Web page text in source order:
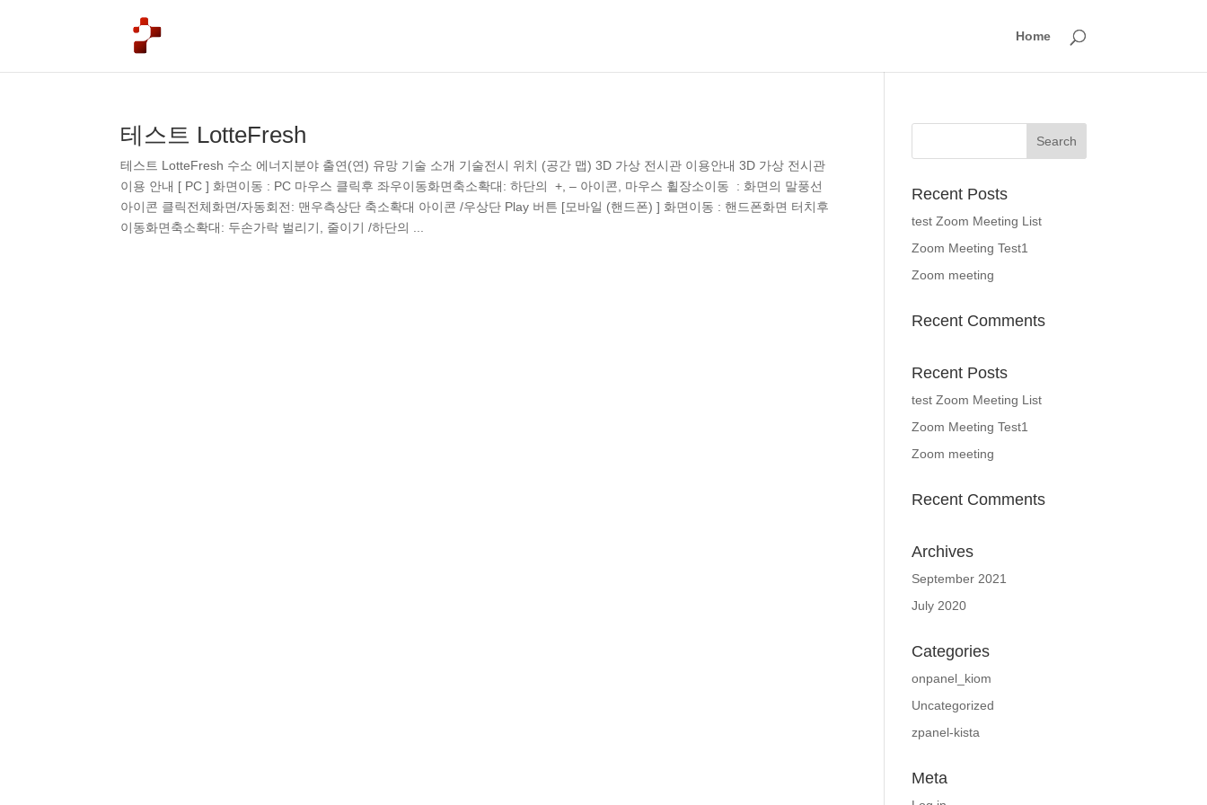
Home
테스트 LotteFresh
테스트 LotteFresh 수소 에너지분야 출연(연) 유망 기술 소개 기술전시 위치 (공간 맵) 3D 가상 전시관 이용안내 3D 가상 전시관
이용 안내 [ PC ] 화면이동 : PC 마우스 클릭후 좌우이동화면축소확대: 하단의 +, – 아이콘, 마우스 휠장소이동 : 화면의 말풍선
아이콘 클릭전체화면/자동회전: 맨우측상단 축소확대 아이콘 /우상단 Play 버튼 [모바일 (핸드폰) ] 화면이동 : 핸드폰화면 터치후
이동화면축소확대: 두손가락 벌리기, 줄이기 /하단의 ...
Recent Posts
test Zoom Meeting List
Zoom Meeting Test1
Zoom meeting
Recent Comments
Recent Posts
test Zoom Meeting List
Zoom Meeting Test1
Zoom meeting
Recent Comments
Archives
September 2021
July 2020
Categories
onpanel_kiom
Uncategorized
zpanel-kista
Meta